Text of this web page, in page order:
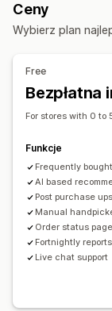
Pasek postępu
Sprzedaż
Dodatki add-on
Przypięty koszyk
Niestandardowy
Oferty i
Dodatki do
Często
Analizy
Testy A/B
Pakiety
Pakiety
Pakiety
Ceny, które można
Rabaty
Darmowa wysyłka
Ceny dynamiczne
Ceny
Wybierz plan
Free
Bezpłatna
For stores with 0 to
Funkcje
Frequently
AI based
Post purchase
Manual
Order status
Fortnightly reports
Live chat support